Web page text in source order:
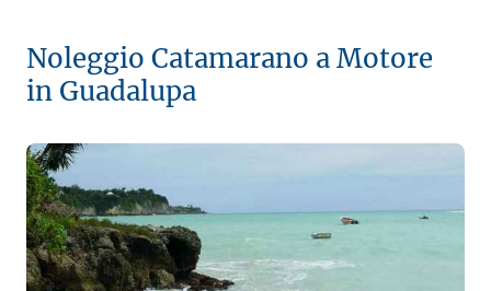
Noleggio Catamarano a Motore
in Guadalupa